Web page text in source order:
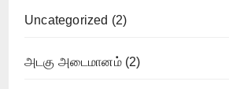
Uncategorized (2)
அடகு அடைமானம்(2)